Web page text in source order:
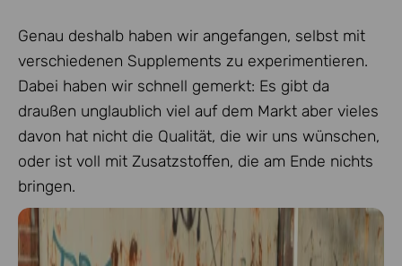
Genau deshalb haben wir angefangen, selbst mit
verschiedenen Supplements zu experimentieren.
Dabei haben wir schnell gemerkt: Es gibt da
draußen unglaublich viel auf dem Markt aber vieles
davon hat nicht die Qualität, die wir uns wünschen,
oder ist voll mit Zusatzstoffen, die am Ende nichts
bringen.